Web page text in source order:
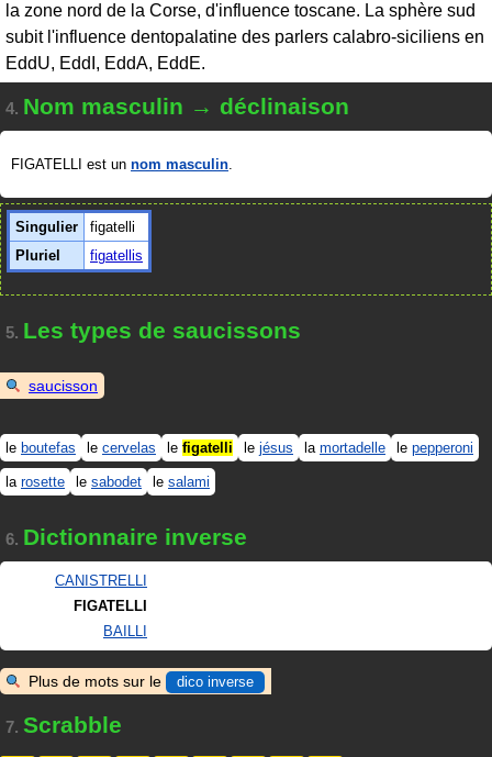
la zone nord de la Corse, d'influence toscane. La sphère sud
subit l'influence dentopalatine des parlers calabro-siciliens en
EddU, EddI, EddA, EddE.
4. Nom masculin → déclinaison
FIGATELLI est un nom masculin.
Singulier
figatelli
Pluriel
figatellis
5. Les types de saucissons
saucisson
le boutefas le cervelas le figatelli le jésus la mortadelle le pepperoni
la rosette le sabodet le salami
6. Dictionnaire inverse
CANISTRELLI
FIGATELLI
BAILLI
Plus de mots sur le dico inverse
7. Scrabble